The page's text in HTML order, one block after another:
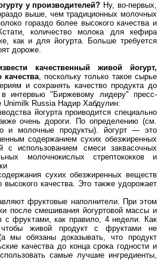
у производителей? Ну, во-первых,
выше, чем традиционных молочных
гораздо более высокого качества и
количество молока для кефира
как и для йогурта. Больше требуется
дороже.
качественный живой йогурт,
качества, поскольку только такое сырье
и сохранять качество продукта до
интервью "Биржевому лидеру" пресс-
Unimilk Russia Надир Хабдулин:
йогурта проиводится специально
очень дороги. По определению (см.
и молочные продукты). йогурт — это
содержанием сухих обезжиренных
с использованием смеси заквасочных
молочнокислых стрептококков и
сухих обезжиренных веществ
качества. Это также удорожает
фруктовые наполнители. При этом
после смешивания йогуртовой массы и
с фруктами, как правило, 4 недели. Как
живой продукт с фруктами не
мы обязаны доказывать, что продукт
качества до конца срока годности и
самые лучшие ингредиенты,